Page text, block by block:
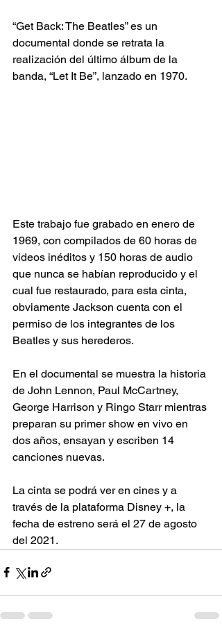
“Get Back: The Beatles” es un
documental donde se retrata la
realización del último álbum de la
banda, “Let It Be”, lanzado en 1970.
Este trabajo fue grabado en enero de
1969, con compilados de 60 horas de
videos inéditos y 150 horas de audio
que nunca se habían reproducido y el
cual fue restaurado, para esta cinta,
obviamente Jackson cuenta con el
permiso de los integrantes de los
Beatles y sus herederos.
En el documental se muestra la historia
de John Lennon, Paul McCartney,
George Harrison y Ringo Starr mientras
preparan su primer show en vivo en
dos años, ensayan y escriben 14
canciones nuevas.
La cinta se podrá ver en cines y a
través de la plataforma Disney +, la
fecha de estreno será el 27 de agosto
del 2021.